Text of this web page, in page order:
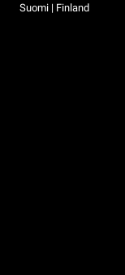
Suomi | Finland